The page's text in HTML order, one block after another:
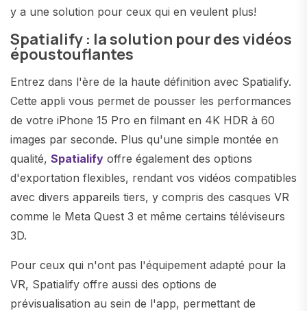
y a une solution pour ceux qui en veulent plus!
Spatialify : la solution pour des vidéos
époustouflantes
Entrez dans l'ère de la haute définition avec Spatialify.
Cette appli vous permet de pousser les performances
de votre iPhone 15 Pro en filmant en 4K HDR à 60
images par seconde. Plus qu'une simple montée en
qualité, Spatialify offre également des options
d'exportation flexibles, rendant vos vidéos compatibles
avec divers appareils tiers, y compris des casques VR
comme le Meta Quest 3 et même certains téléviseurs
3D.
Pour ceux qui n'ont pas l'équipement adapté pour la
VR, Spatialify offre aussi des options de
prévisualisation au sein de l'app, permettant de